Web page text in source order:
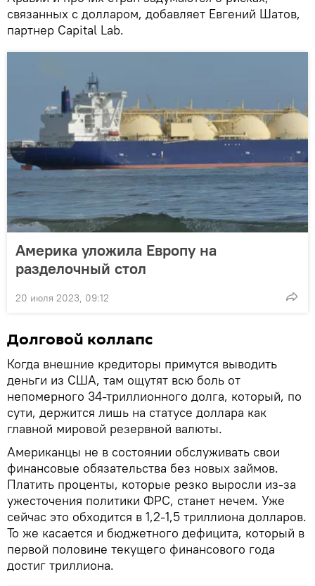
связанных с долларом, добавляет Евгений Шатов,
партнер Capital Lab.
Америка уложила Европу на
разделочный стол
20 июля 2023, 09:12
Долговой коллапс
Когда внешние кредиторы примутся выводить
деньги из США, там ощутят всю боль от
непомерного 34-триллионного долга, который, по
сути, держится лишь на статусе доллара как
главной мировой резервной валюты.
Американцы не в состоянии обслуживать свои
финансовые обязательства без новых займов.
Платить проценты, которые резко выросли из-за
ужесточения политики ФРС, станет нечем. Уже
сейчас это обходится в 1,2-1,5 триллиона долларов.
То же касается и бюджетного дефицита, который в
первой половине текущего финансового года
достиг триллиона.